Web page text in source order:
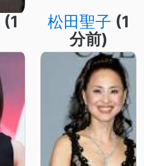
(1
松田聖子 (1
分前)